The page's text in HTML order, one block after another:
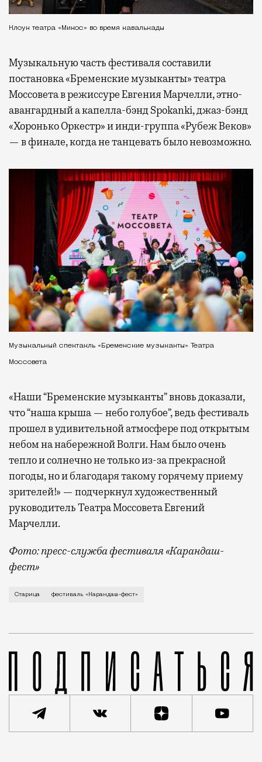
Клоун театра «Микос» во время кавалькады
Музыкальную часть фестиваля составили
постановка «Бременские музыканты» театра
Моссовета в режиссуре Евгения Марчелли, этно-
авангардный а капелла-бэнд Spokanki, джаз-бэнд
«Хоронько Оркестр» и инди-группа «Рубеж Веков»
— в финале, когда не танцевать было невозможно.
Музыкальный спектакль «Бременские музыканты» Театра
Моссовета
«Наши “Бременские музыканты” вновь доказали,
что “наша крыша — небо голубое”, ведь фестиваль
прошел в удивительной атмосфере под открытым
небом на набережной Волги. Нам было очень
тепло и солнечно не только из-за прекрасной
погоды, но и благодаря такому горячему приему
зрителей!» — подчеркнул художественный
руководитель Театра Моссовета Евгений
Марчелли.
Фото: пресс-служба фестиваля «Карандаш-
фест»
В минувший уикенд маленькая Старица в
Старица фестиваль «Карандаш-фест»